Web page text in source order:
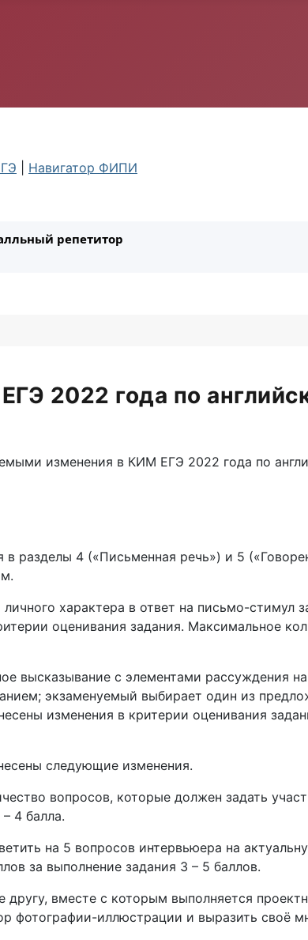
Навигатор ФИПИ
репетитор
2022 года по
изменения в КИМ ЕГЭ 2022 года по
разделы 4 («Письменная речь») и 5
характера в ответ на письмо-стимул
оценивания задания. Максимальное
высказывание с элементами рассуждения
экзаменуемый выбирает один из
изменения в критерии оценивания
следующие изменения.
вопросов, которые должен задать
4 балла.
на 5 вопросов интервьюера на
за выполнение задания 3 – 5 баллов.
другу, вместе с которым выполняется
фотографии-иллюстрации и выразить своё